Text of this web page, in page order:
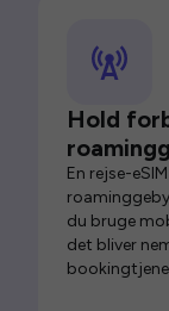
Hold
En rejse-
du bruge
det bliver